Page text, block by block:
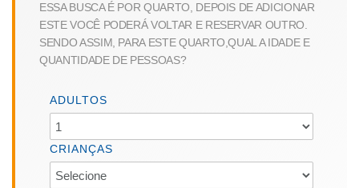
ESSA BUSCA É POR QUARTO, DEPOIS DE ADICIONAR
ESTE VOCÊ PODERÁ VOLTAR E RESERVAR OUTRO.
SENDO ASSIM, PARA ESTE QUARTO,QUAL A IDADE E
QUANTIDADE DE PESSOAS?
ADULTOS
CRIANÇAS